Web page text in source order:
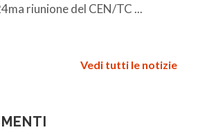
riunione del CEN/TC ...
Vedi tutti le notizie